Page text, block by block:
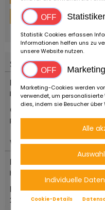
Standort
Land
Italien
Ort
Reggio Emilia
Wichtiges
Marke
Harley Davidson
Erstzulassung Jahr
2013
Statistik Cookies erfassen
Informationen helfen uns zu
unsere Website nutzen.
Marketing
Marketing-Cookies werden
verwendet, um personalisierte
dies, indem sie Besucher
Alle
Individuelle
Cookie-Details